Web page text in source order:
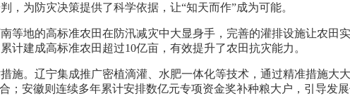
为防灾决策提供了科学依据，让“知天而作”成为可能。
等地的高标准农田在防汛减灾中大显身手，完善的灌排设施让农田
建成高标准农田超过10亿亩，有效提升了农田抗灾能力。
施。辽宁集成推广密植滴灌、水肥一体化等技术，通过精准措施大
；安徽则连续多年累计安排数亿元专项资金奖补种粮大户，引导发